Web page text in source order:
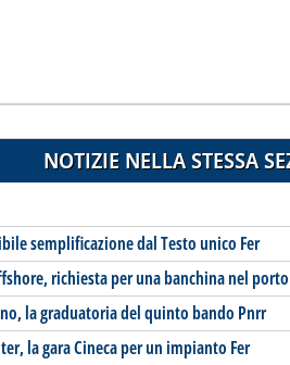
NOTIZIE NELLA STESSA
semplificazione dal Testo unico Fer
richiesta per una banchina nel
la graduatoria del quinto bando Pnrr
la gara Cineca per un impianto Fer